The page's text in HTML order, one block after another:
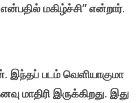
மகிழ்ச்சி” என்றார்.
இந்தப் படம் வெளியாகுமா
மாதிரி இருக்கிறது. இது